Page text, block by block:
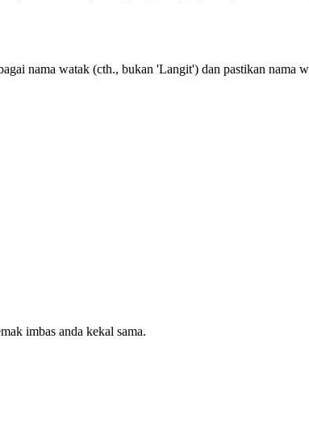
nama watak (cth., bukan 'Langit') dan pastikan nama
imbas anda kekal sama.